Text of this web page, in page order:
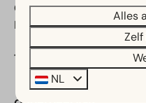
Gelderland
Nederland
Telefoon: +31 (0)88 055
Alles
NL